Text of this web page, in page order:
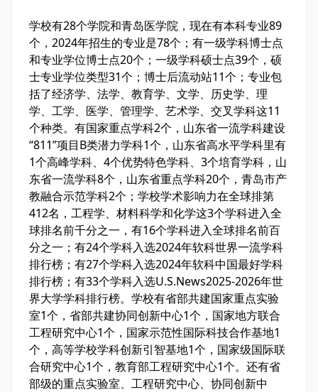
学校有28个学院和青岛医学院，现在有本科专业89
个，2024年招生的专业是78个；有一级学科博士点
和专业学位博士点20个；一级学科硕士点39个，硕
士专业学位类型31个；博士后流动站11个；专业包
括了经济学、法学、教育学、文学、历史学、理
学、工学、医学、管理学、艺术学、交叉学科这11
个种类。有国家重点学科2个，山东省一流学科建设
“811”项目B类潜力学科1个，山东省高水平学科里有
1个高峰学科、4个优势特色学科、3个培育学科，山
东省一流学科8个，山东省重点学科20个，青岛市产
教融合示范学科2个；学校学术影响力在全球排第
412名，工程学、材料科学和化学这3个学科进入全
球排名前千分之一，有16个学科进入全球排名前百
分之一；有24个学科入选2024年软科世界一流学科
排行榜；有27个学科入选2024年软科中国最好学科
排行榜；有33个学科入选U.S.News2025-2026年世
界大学学科排行榜。学校有省部共建国家重点实验
室1个，省部共建协同创新中心1个，国家地方联合
工程研究中心1个，国家示范性国际科技合作基地1
个，高等学校学科创新引智基地1个，国家级国际联
合研究中心1个，教育部工程研究中心1个。还有省
部级的重点实验室、工程研究中心、协同创新中